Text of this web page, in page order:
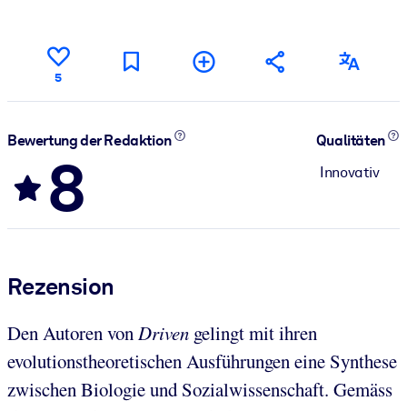
5
Bewertung der Redaktion
8
Qualitäten
Innovativ
Rezension
Den Autoren von Driven gelingt mit ihren
evolutionstheoretischen Ausführungen eine Synthese
zwischen Biologie und Sozialwissenschaft. Gemäss